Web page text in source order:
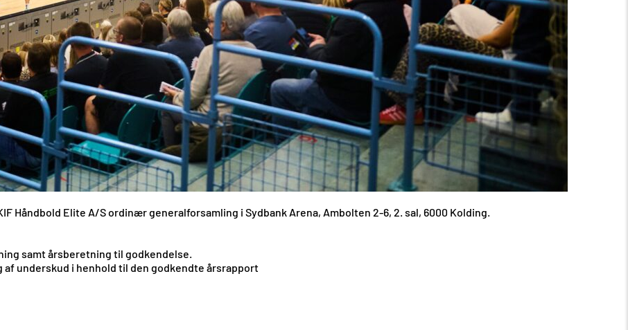
Håndbold Elite A/S ordinær generalforsamling i Sydbank Arena, Ambolten 2-6, 2. sal, 6000 Kolding.
samt årsberetning til godkendelse.
underskud i henhold til den godkendte årsrapport